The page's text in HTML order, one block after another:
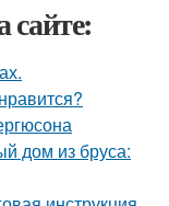
сайте:
дом из бруса: